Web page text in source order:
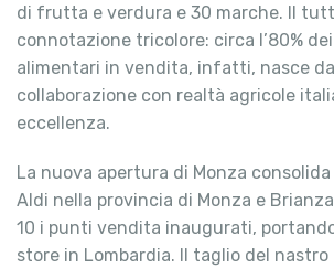
di frutta e verdura e 30 marche. Il
connotazione tricolore: circa l’80%
alimentari in vendita, infatti, nasce
collaborazione con realtà agricole
eccellenza.
La nuova apertura di Monza
Aldi nella provincia di Monza e
10 i punti vendita inaugurati,
store in Lombardia. Il taglio del